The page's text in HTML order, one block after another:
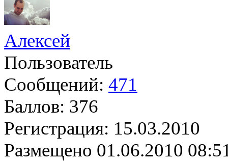
Алексей
Пользователь
Сообщений: 471
Баллов: 376
Регистрация: 15.03.2010
Размещено 01.06.2010